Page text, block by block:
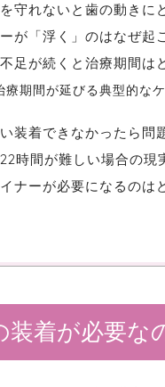
守れないと歯の動きに
が「浮く」のはなぜ起
足が続くと治療期間は
療期間が延びる典型的な
装着できなかったら問
時間が難しい場合の現
ナーが必要になるのは
装着が必要な